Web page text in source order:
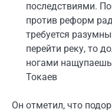
последствиями.
против реформ
требуется
перейти реку, то
ногами нащупаешь
Токаев
Он отметил, что